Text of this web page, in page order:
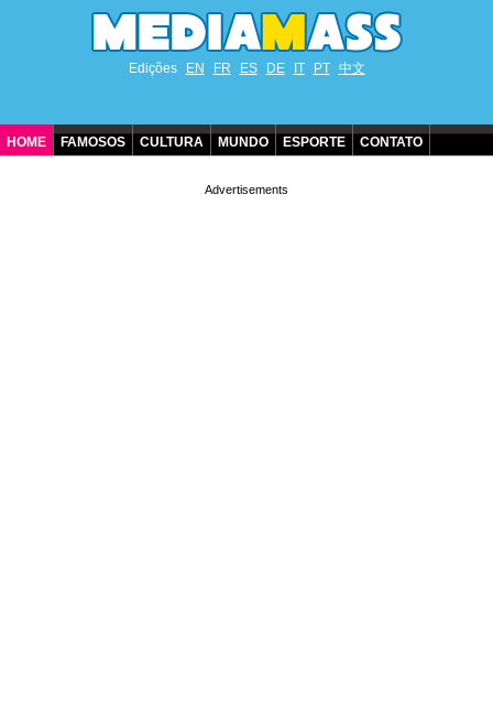
Edições EN FR ES DE IT PT 中文
HOME FAMOSOS CULTURA MUNDO ESPORTE CONTATO